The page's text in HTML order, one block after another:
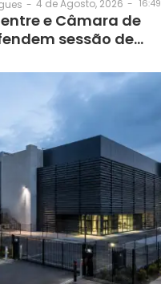
- 4 de Agosto, 2026 - 16:49
e Câmara de
sessão de…